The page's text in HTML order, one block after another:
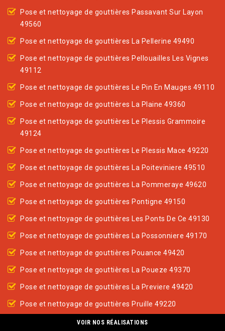
Pose et nettoyage de gouttières Passavant Sur Layon
49560
Pose et nettoyage de gouttières La Pellerine 49490
Pose et nettoyage de gouttières Pellouailles Les Vignes
49112
Pose et nettoyage de gouttières Le Pin En Mauges 49110
Pose et nettoyage de gouttières La Plaine 49360
Pose et nettoyage de gouttières Le Plessis Grammoire
49124
Pose et nettoyage de gouttières Le Plessis Mace 49220
Pose et nettoyage de gouttières La Poiteviniere 49510
Pose et nettoyage de gouttières La Pommeraye 49620
Pose et nettoyage de gouttières Pontigne 49150
Pose et nettoyage de gouttières Les Ponts De Ce 49130
Pose et nettoyage de gouttières La Possonniere 49170
Pose et nettoyage de gouttières Pouance 49420
Pose et nettoyage de gouttières La Poueze 49370
Pose et nettoyage de gouttières La Previere 49420
Pose et nettoyage de gouttières Pruille 49220
Pose et nettoyage de gouttières Le Puiset Dore 49600
VOIR NOS RÉALISATIONS